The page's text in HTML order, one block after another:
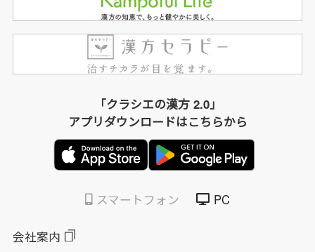
「クラシエの漢方 2.0」
アプリダウンロードはこちらから
スマートフォン PC
会社案内